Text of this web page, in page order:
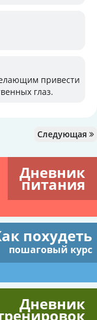
привести
глаз.
Следующая
Дневник
питания
похудеть
пошаговый курс
Дневник